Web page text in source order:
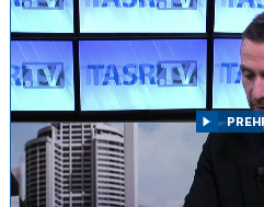
KONTAKT
ARCHÍV